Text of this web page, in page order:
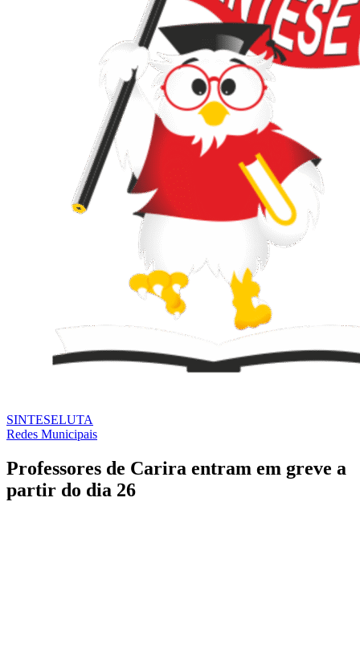
SINTESELUTA
Redes Municipais
Professores de Carira entram em greve a
partir do dia 26